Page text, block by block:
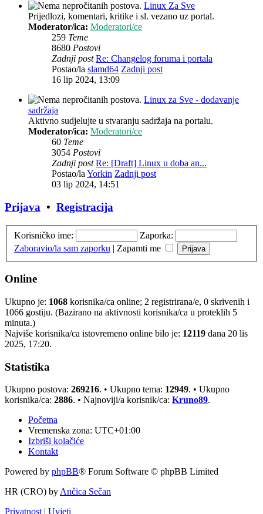
Linux Za Sve
Prijedlozi, komentari, kritike i sl. vezano uz portal.
Moderator/ica: Moderatori/ce
259 Teme
8680 Postovi
Zadnji post Re: Changelog foruma i portala
Postao/la slamd64 Zadnji post
16 lip 2024, 13:09
Linux za Sve - dodavanje
sadržaja
Aktivno sudjelujte u stvaranju sadržaja na portalu.
Moderator/ica: Moderatori/ce
60 Teme
3054 Postovi
Zadnji post Re: [Draft] Linux u doba an...
Postao/laYorkin Zadnji post
03 lip 2024, 14:51
Prijava • Registracija
Korisničko ime:
Zaporka:
Zaboravio/la sam zaporku | Zapamti me
Online
Ukupno je: 1068 korisnika/ca online; 2 registrirana/e, 0 skrivenih i
1066 gostiju. (Bazirano na aktivnosti korisnika/ca u proteklih 5
minuta.)
Najviše korisnika/ca istovremeno online bilo je: 12119 dana 20 lis
2025, 17:20.
Statistika
Ukupno postova: 269216. • Ukupno tema: 12949. • Ukupno
korisnika/ca: 2886. • Najnoviji/a korisnik/ca: Kruno89.
Početna
Vremenska zona: UTC+01:00
Izbriši kolačiće
Kontakt
Powered by phpBB® Forum Software © phpBB Limited
HR (CRO) by Ančica Sečan
Privatnost | Uvjeti